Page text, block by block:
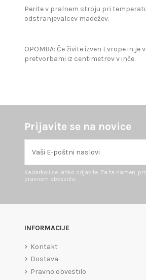
Perite v pralnem stroju pri
odstranjevalcev madežev.
OPOMBA: Če živite izven Evrope in
pretvorbami iz centimetrov v inče.
Prijavite se na novice
Kadarkoli se lahko odjavite. Za ta namen,
pravnem obvestilu.
INFORMACIJE
Kontakt
Dostava
Pravno obvestilo